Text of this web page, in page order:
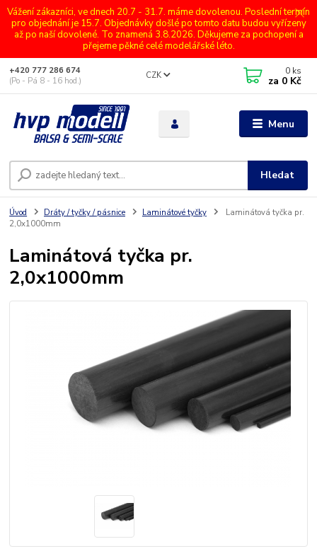
Vážení zákazníci, ve dnech 20.7 - 31.7. máme dovolenou. Poslední termín
pro objednání je 15.7. Objednávky došlé po tomto datu budou vyřízeny
až po naší dovolené. To znamená 3.8.2026. Děkujeme za pochopení a
přejeme pěkné celé modelářské léto.
Menu
CZK
Hledat
+420 777 286 674
(Po - Pá 8 - 16 hod.)
0 ks
za 0 Kč
Úvod Dráty / tyčky / pásnice Laminátové tyčky
Laminátová tyčka pr.
2,0x1000mm
Laminátová tyčka pr.
2,0x1000mm